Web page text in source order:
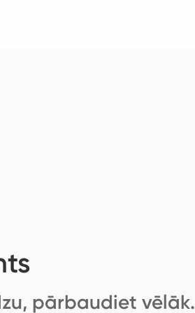
pārbaudiet vēlāk.